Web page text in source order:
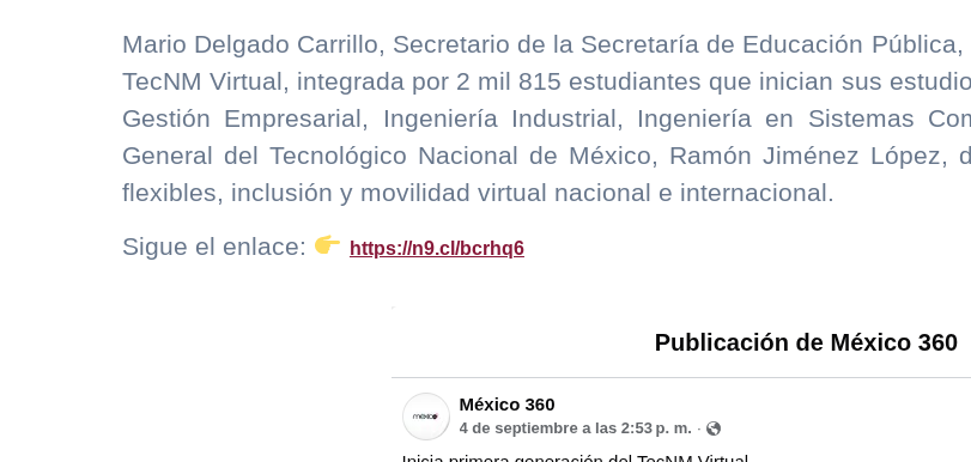
Mario Delgado Carrillo, Secretario de la Secretaría de Educación
TecNM Virtual, integrada por 2 mil 815 estudiantes que inician sus
Gestión Empresarial, Ingeniería Industrial, Ingeniería en Sistemas
General del Tecnológico Nacional de México, Ramón Jiménez López,
flexibles, inclusión y movilidad virtual nacional e internacional.
Sigue el enlace:
https://n9.cl/bcrhq6